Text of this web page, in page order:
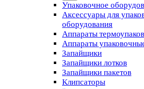
Упаковочное
Аксессуары для
оборудования
Аппараты
Аппараты
Запайщики
Запайщики лотков
Запайщики пакетов
Клипсаторы